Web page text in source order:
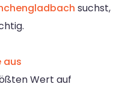
suchst,
aus
Wert auf